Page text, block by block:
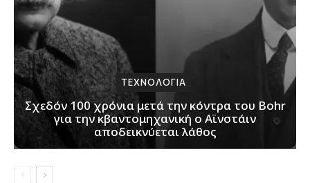
ΤΕΧΝΟΛΟΓΙΑ
Σχεδόν 100 χρόνια μετά την κόντρα του Bohr
για την κβαντομηχανική ο Αϊνστάιν
αποδεικνύεται λάθος